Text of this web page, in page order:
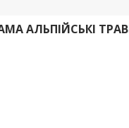
АЛЬПІЙСЬКІ ТРАВИ